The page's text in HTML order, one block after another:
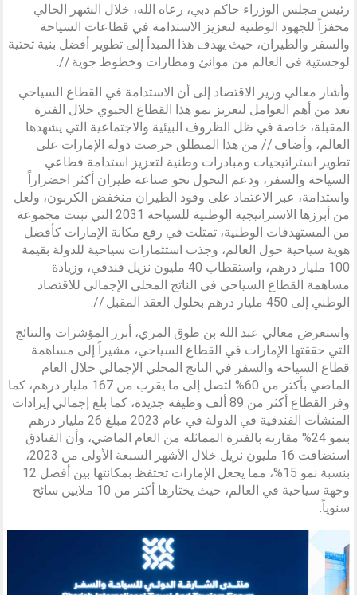
رئيس مجلس الوزراء حاكم دبي، رعاه الله، خلال الشهر الحالي
محفزاً للجهود الوطنية لتعزيز الاستدامة في قطاعات السياحة
والسفر والطيران، حيث يهدف هذا المبدأ إلى تطوير أفضل بنية تحتية
لوجستية في العالم من موانئ ومطارات وخطوط جوية //.
‏وأشار معالي وزير الاقتصاد إلى أن الاستدامة في القطاع السياحي
تعد من أهم العوامل لتعزيز نمو هذا القطاع الحيوي خلال الفترة
المقبلة، خاصة في ظل الظروف البيئية والاجتماعية التي يشهدها
العالم، وأضاف // من هذا المنطلق حرصت دولة الإمارات على
تطوير استراتيجيات ومبادرات وطنية لتعزيز استدامة قطاعي
السياحة والسفر، ودعم التحول نحو صناعة طيران أكثر اخضراراً
واستدامة، عبر الاعتماد على وقود الطيران منخفض الكربون، ولعل
من أبرزها الاستراتيجية الوطنية للسياحة 2031 التي تبنت مجموعة
من المستهدفات الوطنية، تمثلت في رفع مكانة الإمارات كأفضل
هوية سياحية حول العالم، وجذب استثمارات سياحية للدولة بقيمة
100 مليار درهم، واستقطاب 40 مليون نزيل فندقي، وزيادة
مساهمة القطاع السياحي في الناتج المحلي الإجمالي للاقتصاد
الوطني إلى 450 مليار درهم بحلول العقد المقبل //.
واستعرض معالي عبد الله بن طوق المري، أبرز المؤشرات والنتائج
التي حققتها الإمارات في القطاع السياحي، مشيراً إلى مساهمة
قطاع السياحة والسفر في الناتج المحلي الإجمالي خلال العام
الماضي بأكثر من 60% لتصل إلى ما يقرب من 167 مليار درهم، كما
وفر القطاع أكثر من 89 ألف وظيفة جديدة، كما بلغ إجمالي إيرادات
المنشآت الفندقية في الدولة في عام 2023 مبلغ 26 مليار درهم
بنمو 24% مقارنة بالفترة المماثلة من العام الماضي، وأن الفنادق
استضافت 16 مليون نزيل خلال الأشهر السبعة الأولى من 2023،
بنسبة نمو 15%، مما يجعل الإمارات تحتفظ بمكانتها بين أفضل 12
وجهة سياحية في العالم، حيث يختارها أكثر من 10 ملايين سائح
سنوياً.